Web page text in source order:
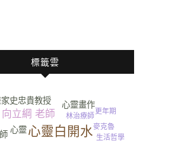
標籤雲
心靈白開水
向立綱 老師
心靈
史忠貴教授 心靈畫作
林治療師
生活哲學
麥克魯
更年期